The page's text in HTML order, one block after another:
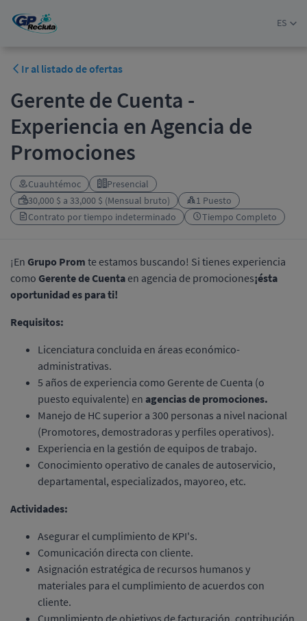
ES
Ir al listado de ofertas
Gerente de Cuenta -
Experiencia en Agencia de
Promociones
Cuauhtémoc
Presencial
30,000 $ a 33,000 $ (Mensual bruto)
1 Puesto
Contrato por tiempo indeterminado
Tiempo Completo
¡En Grupo Prom te estamos buscando! Si tienes experiencia
como Gerente de Cuenta en agencia de promociones¡ésta
oportunidad es para ti!
Requisitos:
Licenciatura concluida en áreas económico-
administrativas.
5 años de experiencia como Gerente de Cuenta (o
puesto equivalente) en agencias de promociones.
Manejo de HC superior a 300 personas a nivel nacional
(Promotores, demostradoras y perfiles operativos).
Experiencia en la gestión de equipos de trabajo.
Conocimiento operativo de canales de autoservicio,
departamental, especializados, mayoreo, etc.
Actividades:
Asegurar el cumplimiento de KPI's.
Comunicación directa con cliente.
Asignación estratégica de recursos humanos y
materiales para el cumplimiento de acuerdos con
cliente.
Cumplimiento de objetivos de facturación, contribución